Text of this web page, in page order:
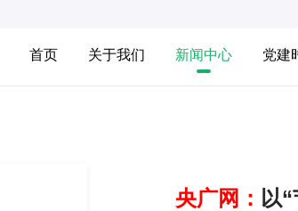
首页 关于我们 新闻中心 党建
央广网： 以